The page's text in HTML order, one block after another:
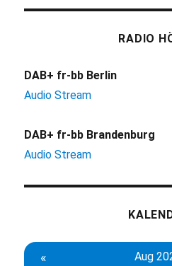
RADIO
DAB+ fr-bb Berlin
Audio Stream
DAB+ fr-bb Brandenburg
Audio Stream
« Aug